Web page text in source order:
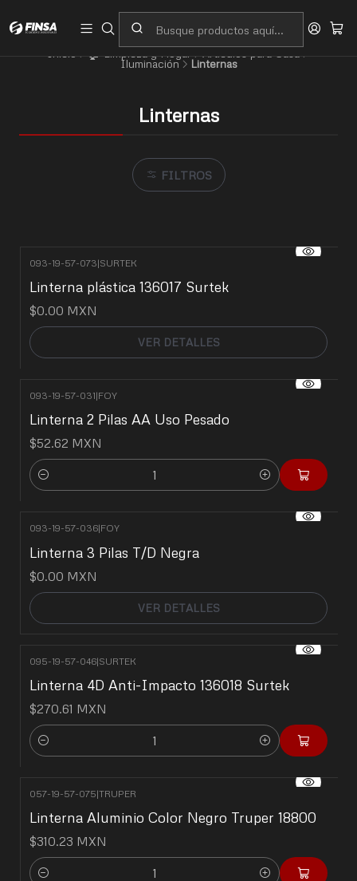
Iluminación Linternas
Linternas
FILTROS
093-19-57-073|SURTEK
Linterna plástica 136017 Surtek
$0.00 MXN
VER DETALLES
093-19-57-031|FOY
Linterna 2 Pilas AA Uso Pesado
$52.62 MXN
Cantidad
093-19-57-036|FOY
Linterna 3 Pilas T/D Negra
$0.00 MXN
VER DETALLES
095-19-57-046|SURTEK
Linterna 4D Anti-Impacto 136018 Surtek
$270.61 MXN
Cantidad
057-19-57-075|TRUPER
Linterna Aluminio Color Negro Truper 18800
$310.23 MXN